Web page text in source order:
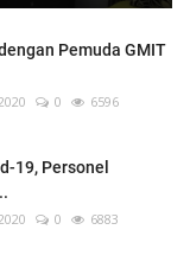
Pemuda GMIT
0 6596
19, Personel
0 6883